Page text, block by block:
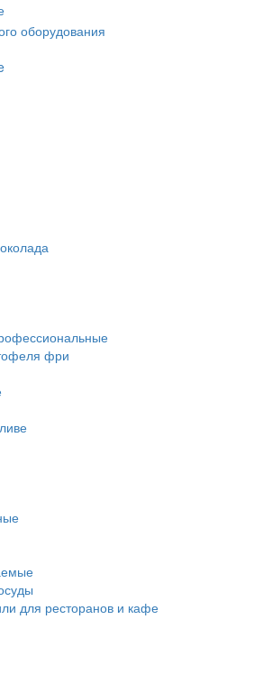
оборудования
фри
для ресторанов и кафе